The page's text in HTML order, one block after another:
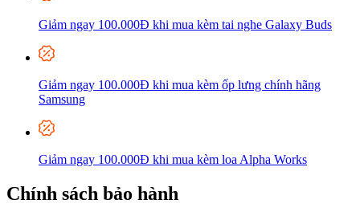
Giảm ngay 100.000Đ khi mua kèm tai nghe Galaxy Buds
Giảm ngay 100.000Đ khi mua kèm ốp lưng chính hãng
Samsung
Giảm ngay 100.000Đ khi mua kèm loa Alpha Works
Chính sách bảo hành